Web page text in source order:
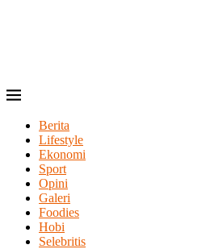
Berita
Lifestyle
Ekonomi
Sport
Opini
Galeri
Foodies
Hobi
Selebritis